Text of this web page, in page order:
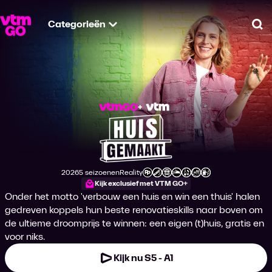
Categorieën
Huis Gemaakt
Productiejaar
20265 seizoenen
Genre
Reality
Leeftijdsclassificatie
Kijk exclusief met VTM GO+
Onder het motto 'verbouw een huis en win een thuis' halen
gedreven koppels hun beste renovatieskills naar boven om
de ultieme droomprijs te winnen: een eigen (t)huis, gratis en
voor niks.
Kijk nu S5 - A1